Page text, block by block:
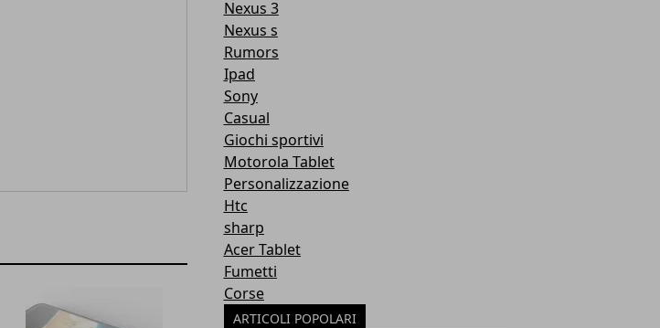
Nexus 3
Nexus s
Rumors
Ipad
Sony
Casual
Giochi sportivi
Motorola Tablet
Personalizzazione
Htc
sharp
Acer Tablet
Fumetti
Corse
ARTICOLI POPOLARI